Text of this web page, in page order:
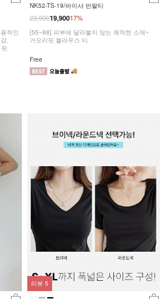
적인
,
NK52-TS-19/바이샤 반팔티
17%
23,90019,900
[55~88] 피부에 달라붙지 않는 쾌적한 소재~
가오리핏 블라우스 티
Free
리뷰 5